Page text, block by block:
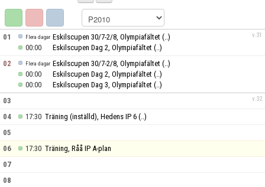
BILDGALLERI
DOKUMENT v.31
01 Flera dagar Eskilscupen 30/7-2/8, Olympiafältet (..)
00:00
Eskilscupen Dag 2, Olympiafältet (..)
02
Flera dagar Eskilscupen 30/7-2/8, Olympiafältet (..)
00:00
Eskilscupen Dag 2, Olympiafältet (..)
00:00
Eskilscupen Dag 3, Olympiafältet (..)
v.32
03
04
17:30 Träning (inställd), Hedens IP 6 (..)
05
06
17:30 Träning, Råå IP A-plan
07
08